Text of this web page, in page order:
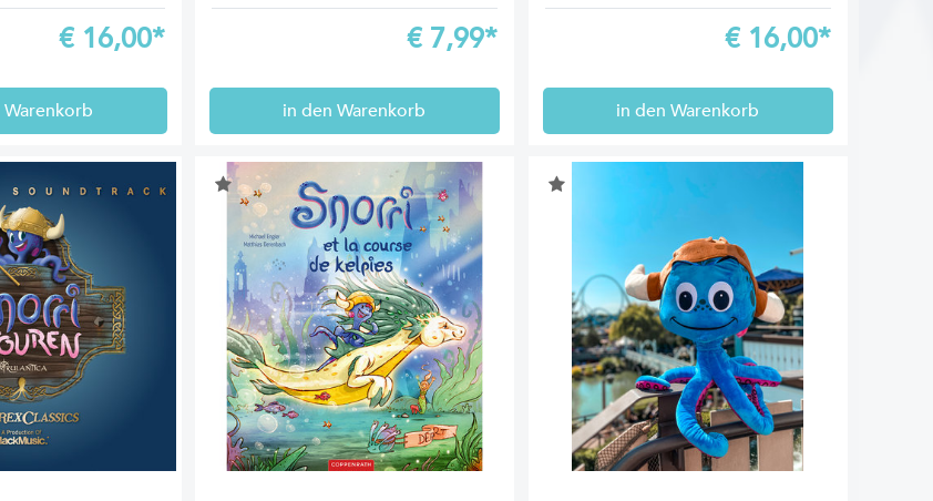
€ 16,00* € 7,99*
in den Warenkorb
€ 16,00*
in den Warenkorb